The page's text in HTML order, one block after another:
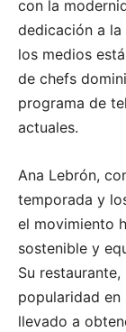
con la
dedicación a la
los medios
de chefs
programa de
actuales.
Ana Lebrón,
temporada y
el movimiento
sostenible y
Su
popularidad en
llevado a